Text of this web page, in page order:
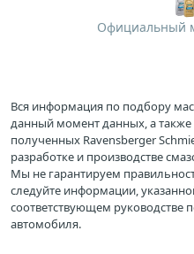
Официальный
Вся информация по подбору
данный момент данных, а
полученных Ravensberger
разработке и производстве
Мы не гарантируем
следуйте информации,
соответствующем руководстве
автомобиля.